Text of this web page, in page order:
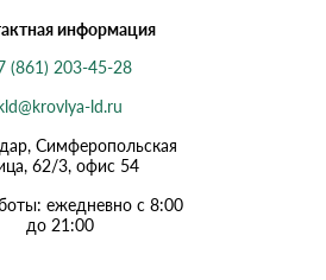
информация
(861) 203-45-28
ld.ru
Симферопольская
62/3, офис 54
ежедневно с 8:00
до 21:00